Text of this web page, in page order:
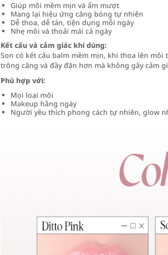
Giúp môi mềm mịn và ẩm mượt
Mang lại hiệu ứng căng bóng tự nhiên
Dễ thoa, dễ tán, tiện dụng mỗi ngày
Nhẹ môi và thoải mái cả ngày
Kết cấu và cảm giác khi dùng:
Son có kết cấu balm mềm mịn, khi thoa lên
trông căng và đầy đặn hơn mà không gây cảm
Phù hợp với:
Mọi loại môi
Makeup hằng ngày
Người yêu thích phong cách tự nhiên, glow